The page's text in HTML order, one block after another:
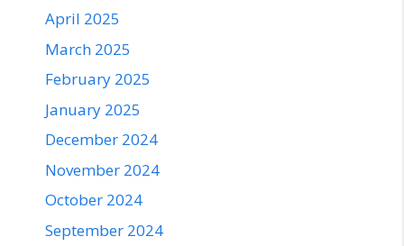
April 2025
March 2025
February 2025
January 2025
December 2024
November 2024
October 2024
September 2024